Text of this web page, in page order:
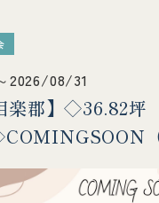
2026/08/31
楽郡】◇36.82坪
（